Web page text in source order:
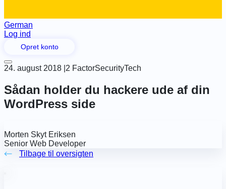
German
Log ind
Opret konto
24. august 2018 2 FactorSecurityTech
Sådan holder du hackere ude af din
WordPress side
Morten Skyt Eriksen
Senior Web Developer
Tilbage til oversigten